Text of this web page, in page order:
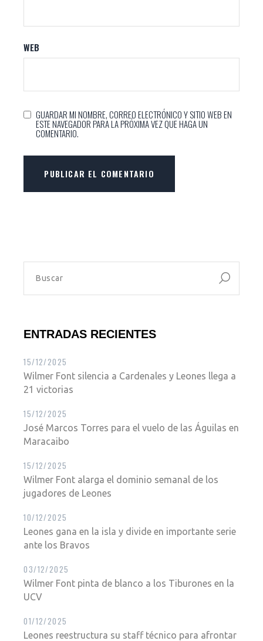
WEB
GUARDAR MI NOMBRE, CORREO ELECTRÓNICO Y SITIO WEB EN
ESTE NAVEGADOR PARA LA PRÓXIMA VEZ QUE HAGA UN
COMENTARIO.
PUBLICAR EL COMENTARIO
ENTRADAS RECIENTES
Wilmer Font silencia a Cardenales y Leones llega a
21 victorias
15/12/2025
José Marcos Torres para el vuelo de las Águilas en
Maracaibo
15/12/2025
Wilmer Font alarga el dominio semanal de los
jugadores de Leones
15/12/2025
Leones gana en la isla y divide en importante serie
ante los Bravos
10/12/2025
Wilmer Font pinta de blanco a los Tiburones en la
UCV
03/12/2025
Leones reestructura su staff técnico para afrontar
01/12/2025